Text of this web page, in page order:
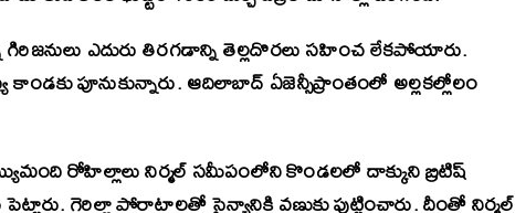
గిరిజనులు ఎదురు తిరగడాన్ని తెల్లదొరలు సహించ లేకపోయారు.
కాండకు పూనుకున్నారు. ఆదిలాబాద్ ఏజెన్సీప్రాంతంలో అల్లకల్లోలం
రోహిల్లాలు నిర్మల్ సమీపంలోని కొండలలో దాక్కుని బ్రిటిష్
పెట్టారు. గెరిల్లా పోరాటాలతో సైన్యానికి వణుకు పుట్టించారు. దీంతో నిర్మల్